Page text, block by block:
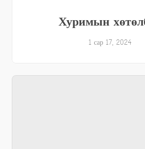
Хуримын
1 сар 17, 2024